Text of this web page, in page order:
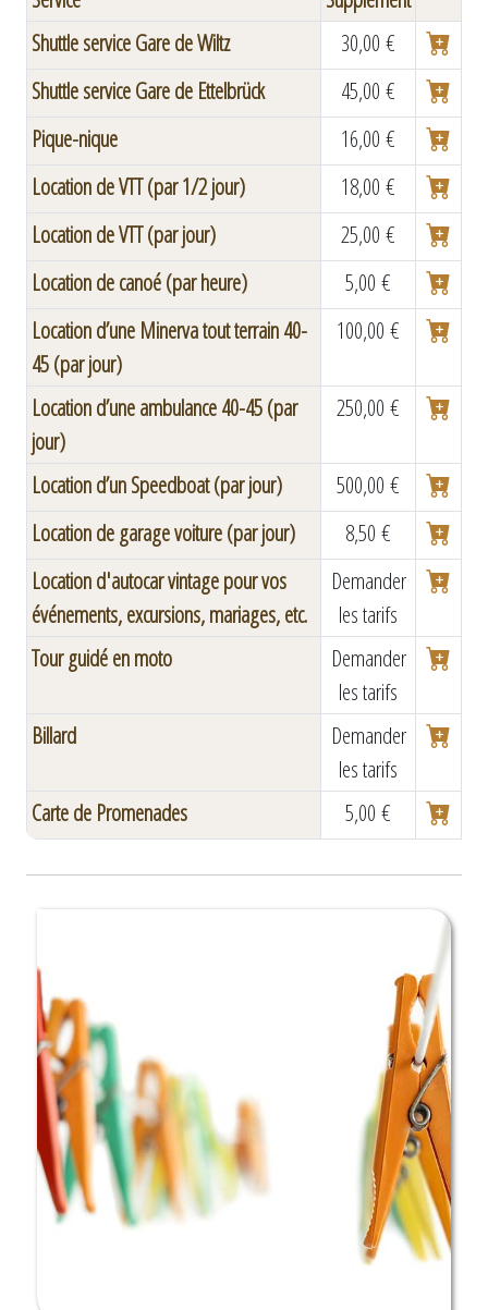
Shuttle service Gare de Wiltz
30,00 €
Shuttle service Gare de Ettelbrück
45,00 €
Pique-nique
16,00 €
Location de VTT (par 1/2 jour)
18,00 €
Location de VTT (par jour)
25,00 €
Location de canoé (par heure)
5,00 €
Location d’une Minerva tout terrain 40-
45 (par jour)
100,00 €
Location d’une ambulance 40-45 (par
jour)
250,00 €
Location d’un Speedboat (par jour)
500,00 €
Location de garage voiture (par jour)
8,50 €
Location d'autocar vintage pour vos
événements, excursions, mariages, etc.
Demander
les tarifs
Tour guidé en moto
Demander
les tarifs
Billard
Demander
les tarifs
Carte de Promenades
5,00 €